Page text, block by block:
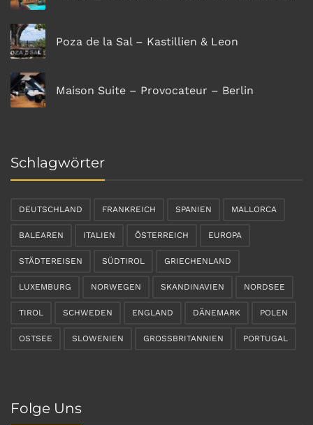
Poza de la Sal – Kastillien & Leon
Maison Suite – Provocateur – Berlin
Schlagwörter
DEUTSCHLAND FRANKREICH SPANIEN MALLORCA
BALEAREN ITALIEN ÖSTERREICH EUROPA
STÄDTEREISEN SÜDTIROL GRIECHENLAND
LUXEMBURG NORWEGEN SKANDINAVIEN NORDSEE
TIROL SCHWEDEN ENGLAND DÄNEMARK POLEN
OSTSEE SLOWENIEN GROSSBRITANNIEN PORTUGAL
Folge Uns